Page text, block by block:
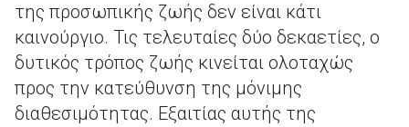
της προσωπικής ζωής δεν είναι κάτι
καινούργιο. Τις τελευταίες δύο δεκαετίες, ο
δυτικός τρόπος ζωής κινείται ολοταχώς
προς την κατεύθυνση της μόνιμης
διαθεσιμότητας. Εξαιτίας αυτής της